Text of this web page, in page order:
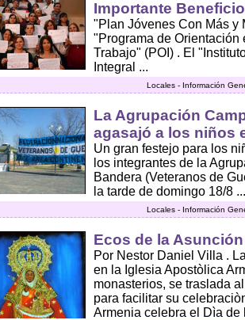
Importante
"Plan Jóvenes Con Más y
"Programa de Orientación
Trabajo" (POI) . El
Integral ...
Locales - Información
La Agrupación
agasajó a los niños
Un gran festejo para los
los integrantes de la
Bandera (Veteranos de
la tarde de domingo 18/8 ...
Locales - Información
Ecos de la
Por Nestor Daniel Villa .
en la Iglesia Apostòlica
monasterios, se traslada
para facilitar su
Armenia celebra el Dìa de